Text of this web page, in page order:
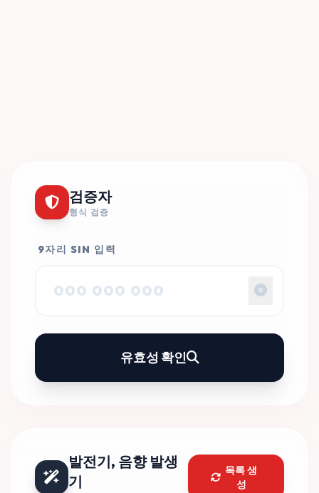
검증자
형식 검증
9자리 SIN 입력
유효성 확인
발전기, 음향 발생
기
목록 생
성